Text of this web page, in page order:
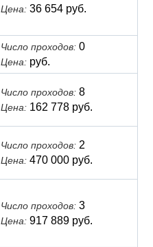
Цена: 36 654 руб.
Число проходов: 0
Цена: руб.
Число проходов: 8
Цена: 162 778 руб.
Число проходов: 2
Цена: 470 000 руб.
Число проходов: 3
Цена: 917 889 руб.